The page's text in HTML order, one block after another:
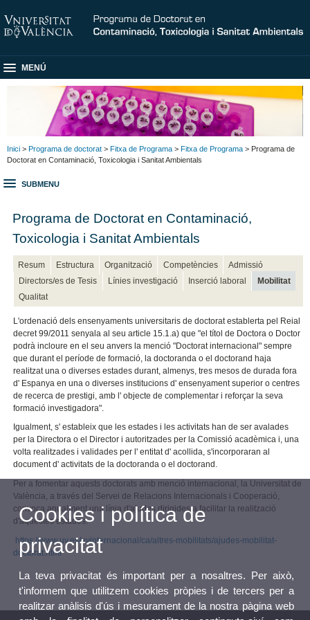
MENÚ
Inici > Programa de doctorat > Fitxa de Programa > Fitxa de Programa > Programa de
Doctorat en Contaminació, Toxicologia i Sanitat Ambientals
SUBMENU
Programa de Doctorat en Contaminació,
Toxicologia i Sanitat Ambientals
Resum Estructura Organització Competències
Admissió
Directors/es de Tesis
Línies investigació Inserció laboral
Mobilitat
Qualitat
L'ordenació dels ensenyaments universitaris de doctorat establerta pel Reial
decret 99/2011 senyala al seu article 15.1.a) que "el títol de Doctora o Doctor
podrà incloure en el seu anvers la menció "Doctorat internacional" sempre
que durant el període de formació, la doctoranda o el doctorand haja
realitzat una o diverses estades durant, almenys, tres mesos de durada fora
d' Espanya en una o diverses institucions d' ensenyament superior o centres
de recerca de prestigi, amb l' objecte de complementar i reforçar la seva
formació investigadora".
Igualment, s' estableix que les estades i les activitats han de ser avalades
per la Directora o el Director i autoritzades per la Comissió acadèmica i, una
volta realitzades i validades per l' entitat d' acollida, s'incorporaran al
document d' activitats de la doctoranda o el doctorand.
Per a fomentar aquests doctorats amb menció internacional, la Universitat de
València, a través del Servei de Relacions Internacionals i Cooperació,
convoca anualment una línia d'ajudes dirigides a facilitar la realització
d'aquestes estades.
https://www.uv.es/uvinternacional/ca/altres-mobilitats/ajudes-mobilitat-
doctorat.html
Cookies i política de
privacitat
La teva privacitat és important per a nosaltres. Per això,
t'informem que utilitzem cookies pròpies i de tercers per a
realitzar anàlisis d'ús i mesurament de la nostra pàgina web